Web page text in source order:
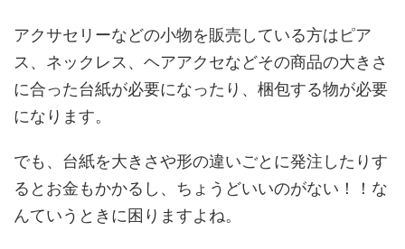
アクサセリーなどの小物を販売している方はピア
ス、ネックレス、ヘアアクセなどその商品の大きさ
に合った台紙が必要になったり、梱包する物が必要
になります。
でも、台紙を大きさや形の違いごとに発注したりす
るとお金もかかるし、ちょうどいいのがない！！な
んていうときに困りますよね。